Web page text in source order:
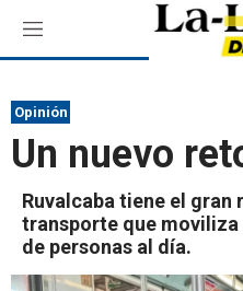
M
e
ú
Opinión
Un nuevo
Ruvalcaba tiene el
transporte que
de personas al día.